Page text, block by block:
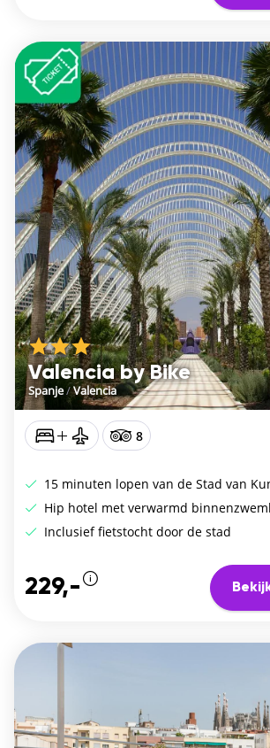
Valencia by Bike
Spanje/Valencia
8
15 minuten lopen van de Stad van
Hip hotel met verwarmd
Inclusief fietstocht door de stad
229,-